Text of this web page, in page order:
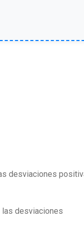
desviaciones
desviaciones